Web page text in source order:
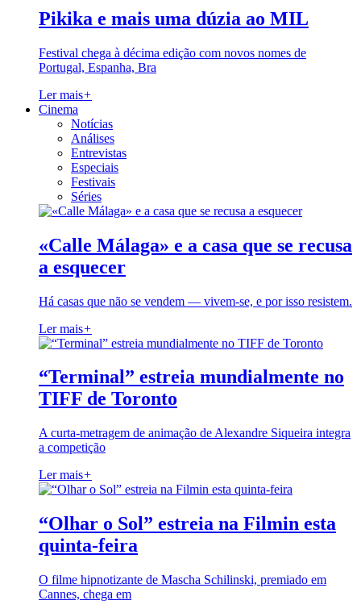
Pikika e mais uma dúzia ao MIL
Festival chega à décima edição com novos nomes de
Portugal, Espanha, Bra
Ler mais+
Cinema
Notícias
Análises
Entrevistas
Especiais
Festivais
Séries
«Calle Málaga» e a casa que se recusa
a esquecer
Há casas que não se vendem — vivem-se, e por isso resistem.
Ler mais+
“Terminal” estreia mundialmente no
TIFF de Toronto
A curta-metragem de animação de Alexandre Siqueira integra
a competição
Ler mais+
“Olhar o Sol” estreia na Filmin esta
quinta-feira
O filme hipnotizante de Mascha Schilinski, premiado em
Cannes, chega em